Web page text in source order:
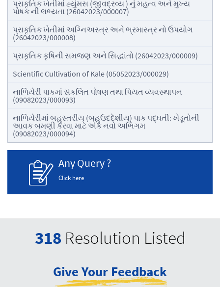
પ્રાકૃતિક ખેતીમાં હ્યુંમસ (જીવદ્રવ્ય ) નું મહત્વ અને મુખ્ય
પોષક ની લભ્યતા (26042023/000007)
પ્રાકૃતિક ખેતીમાં અગ્નિઅસ્ત્ર અને ભ્રમાસ્ત્ર નો ઉપયોગ
(26042023/000008)
પ્રાકૃતિક કૃષિની સમજણ અને સિદ્ધાંતો (26042023/000009)
Scientific Cultivation of Kale (05052023/000029)
નાળિયેરી પાકમાં સંકલિત પોષણ તથા પિયત વ્યવસ્થાપન
(09082023/000093)
નાળિયેરીમાં બહુસ્તરીય (બહુઉદદેશીય) પાક પદ્ઘતી: ખેડૂતોની
આવક બમણી કરવા માટે એક નવો અભિગમ
(09082023/000094)
Any Query ?
Click here
318 Resolution Listed
Give Your Feedback